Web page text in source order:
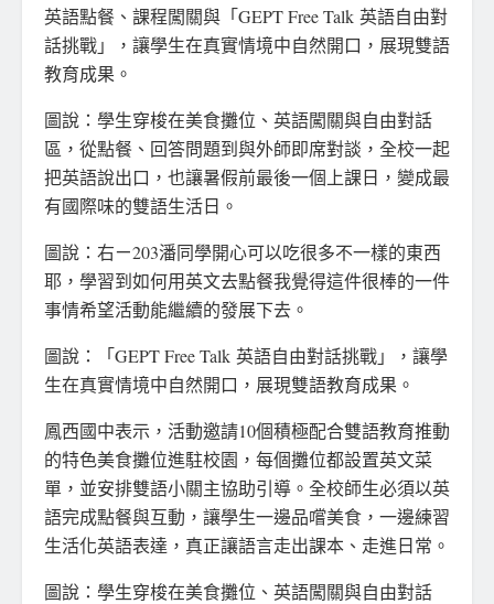
英語點餐、課程闖關與「GEPT Free Talk 英語自由對
話挑戰」，讓學生在真實情境中自然開口，展現雙語
教育成果。
圖說：學生穿梭在美食攤位、英語闖關與自由對話
區，從點餐、回答問題到與外師即席對談，全校一起
把英語說出口，也讓暑假前最後一個上課日，變成最
有國際味的雙語生活日。
圖說：右ㄧ203潘同學開心可以吃很多不一樣的東西
耶，學習到如何用英文去點餐我覺得這件很棒的一件
事情希望活動能繼續的發展下去。
圖說：「GEPT Free Talk 英語自由對話挑戰」，讓學
生在真實情境中自然開口，展現雙語教育成果。
鳳西國中表示，活動邀請10個積極配合雙語教育推動
的特色美食攤位進駐校園，每個攤位都設置英文菜
單，並安排雙語小關主協助引導。全校師生必須以英
語完成點餐與互動，讓學生一邊品嚐美食，一邊練習
生活化英語表達，真正讓語言走出課本、走進日常。
圖說：學生穿梭在美食攤位、英語闖關與自由對話